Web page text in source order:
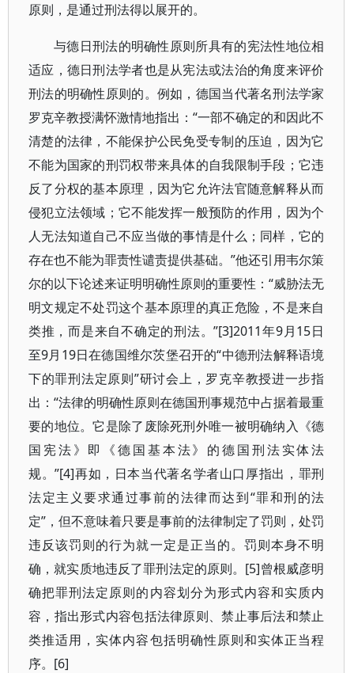
原则，是通过刑法得以展开的。
与德日刑法的明确性原则所具有的宪法性地位相
适应，德日刑法学者也是从宪法或法治的角度来评价
刑法的明确性原则的。例如，德国当代著名刑法学家
罗克辛教授满怀激情地指出：“一部不确定的和因此不
清楚的法律，不能保护公民免受专制的压迫，因为它
不能为国家的刑罚权带来具体的自我限制手段；它违
反了分权的基本原理，因为它允许法官随意解释从而
侵犯立法领域；它不能发挥一般预防的作用，因为个
人无法知道自己不应当做的事情是什么；同样，它的
存在也不能为罪责性谴责提供基础。”他还引用韦尔策
尔的以下论述来证明明确性原则的重要性：“威胁法无
明文规定不处罚这个基本原理的真正危险，不是来自
类推，而是来自不确定的刑法。”[3]2011年9月15日
至9月19日在德国维尔茨堡召开的“中德刑法解释语境
下的罪刑法定原则”研讨会上，罗克辛教授进一步指
出：“法律的明确性原则在德国刑事规范中占据着最重
要的地位。它是除了废除死刑外唯一被明确纳入《德
国宪法》即《德国基本法》的德国刑法实体法
规。”[4]再如，日本当代著名学者山口厚指出，罪刑
法定主义要求通过事前的法律而达到“罪和刑的法
定”，但不意味着只要是事前的法律制定了罚则，处罚
违反该罚则的行为就一定是正当的。罚则本身不明
确，就实质地违反了罪刑法定的原则。[5]曾根威彦明
确把罪刑法定原则的内容划分为形式内容和实质内
容，指出形式内容包括法律原则、禁止事后法和禁止
类推适用，实体内容包括明确性原则和实体正当程
序。[6]